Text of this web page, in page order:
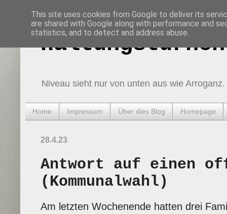
Haltungsturnen
Niveau sieht nur von unten aus wie Arroganz.
Home Impressum Über dies Blog Homepage
28.4.23
Antwort auf einen
(Kommunalwahl)
Am letzten Wochenende hatten drei
This site uses cookies from Google to deliver its
are shared with Google along with performance and
statistics, and to detect and address abuse.